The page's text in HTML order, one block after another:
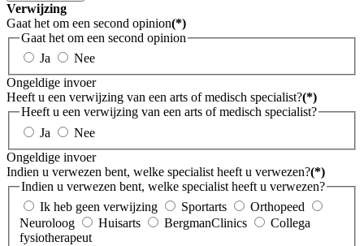
Verwijzing
Gaat het om een second opinion(*)
Gaat het om een second opinion
Ja
Nee
Ongeldige invoer
Heeft u een verwijzing van een arts of medisch specialist?(*)
Heeft u een verwijzing van een arts of medisch specialist?
Ja
Nee
Ongeldige invoer
Indien u verwezen bent, welke specialist heeft u verwezen?(*)
Indien u verwezen bent, welke specialist heeft u verwezen?
Ik heb geen verwijzing
Sportarts
Orthopeed
Neuroloog
Huisarts BergmanClinics
Collega
fysiotherapeut